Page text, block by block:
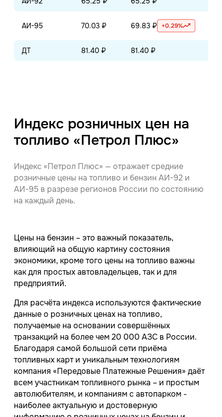
АИ-95 70.03 ₽ 69.83 ₽ +0.29%
ДТ 81.40 ₽ 81.40 ₽
Индекс розничных цен на
топливо «Петрол Плюс»
Индекс «Петрол Плюс» — отражает средние
розничные цены на топливо и бензин АИ-92 и
АИ-95 в разрезе регионов России по состоянию
на каждый день.
Цены на бензин – это важный показатель,
влияющий на общую картину состояния
экономики, кроме того цены на топливо важны
как для простых автовладельцев, так и для
предприятий.
Для расчёта индекса используются фактические
данные о розничных ценах на топливо,
получаемые на основании совершённых
транзакций на более чем 20 000 АЗС в России.
Благодаря самой большой сети приёма
топливных карт и уникальным технологиям
компания «Передовые Платежные Решения» даёт
всем участникам топливного рынка – и простым
автолюбителям, и компаниям с автопарком -
наиболее актуальную и достоверную